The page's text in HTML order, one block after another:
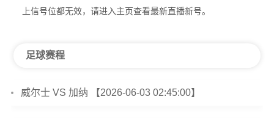
上信号位都无效，请进入主页查看最新直播新号。
足球赛程
威尔士 VS 加纳 【2026-06-03 02:45:00】